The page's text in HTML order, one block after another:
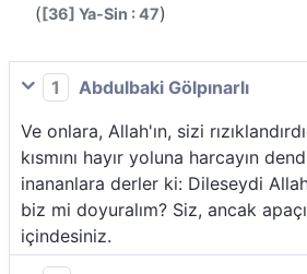
([36] Ya-Sin : 47)
1
Abdulbaki Gölpınarlı
Ve onlara, Allah'ın, sizi
kısmını hayır yoluna harcayın
inananlara derler ki: Dileseydi
biz mi doyuralım? Siz, ancak
içindesiniz.